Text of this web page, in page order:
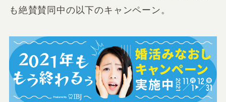
も絶賛賛同中の以下のキャンペーン。